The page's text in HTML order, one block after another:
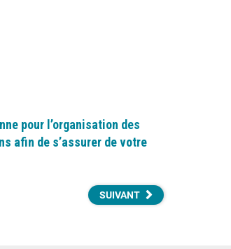
pour l’organisation des
afin de s’assurer de votre
SUIVANT